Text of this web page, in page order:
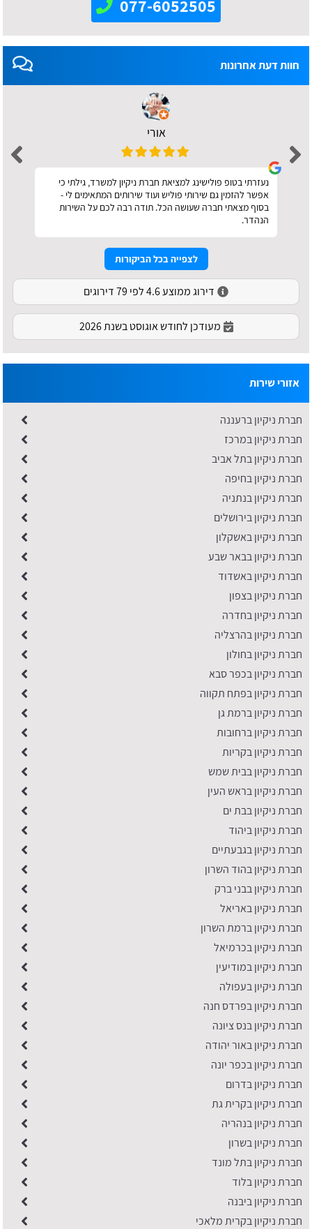
077-6052505
חוות דעת אחרונות
אורי
נעזרתי בטופ פולישינג למציאת חברת ניקיון למשרד, גילתי כי
אפשר להזמין גם שירותי פוליש ועוד שירותים המתאימים לי -
בסוף מצאתי חברה שעושה הכל. תודה רבה לכם על השירות
הנהדר.
לצפייה בכל הביקורות
דירוג ממוצע 4.6 לפי 79 דירוגים
מעודכן לחודש אוגוסט בשנת 2026
אזורי שירות
חברת ניקיון ברעננה
חברת ניקיון במרכז
חברת ניקיון בתל אביב
חברת ניקיון בחיפה
חברת ניקיון בנתניה
חברת ניקיון בירושלים
חברת ניקיון באשקלון
חברת ניקיון בבאר שבע
חברת ניקיון באשדוד
חברת ניקיון בצפון
חברת ניקיון בחדרה
חברת ניקיון בהרצליה
חברת ניקיון בחולון
חברת ניקיון בכפר סבא
חברת ניקיון בפתח תקווה
חברת ניקיון ברמת גן
חברת ניקיון ברחובות
חברת ניקיון בקריות
חברת ניקיון בבית שמש
חברת ניקיון בראש העין
חברת ניקיון בבת ים
חברת ניקיון ביהוד
חברת ניקיון בגבעתיים
חברת ניקיון בהוד השרון
חברת ניקיון בבני ברק
חברת ניקיון באריאל
חברת ניקיון ברמת השרון
חברת ניקיון בכרמיאל
חברת ניקיון במודיעין
חברת ניקיון בעפולה
חברת ניקיון בפרדס חנה
חברת ניקיון בנס ציונה
חברת ניקיון באור יהודה
חברת ניקיון בכפר יונה
​חברת ניקיון בדרום
חברת ניקיון בקרית גת
חברת ניקיון בנהריה
חברת ניקיון בשרון
חברת ניקיון בתל מונד
חברת ניקיון בלוד
חברת ניקיון ביבנה
חברת ניקיון בקרית מלאכי